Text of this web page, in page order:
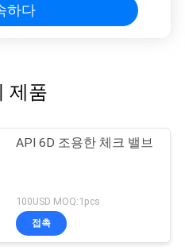
하다
제품
API 6D 조용한 체크 밸브
100USD MOQ:1pcs
접촉